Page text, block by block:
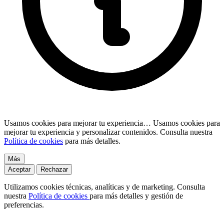
Usamos cookies para mejorar tu experiencia… Usamos cookies para
mejorar tu experiencia y personalizar contenidos. Consulta nuestra
Política de cookies para más detalles.
Más
Aceptar
Rechazar
Utilizamos cookies técnicas, analíticas y de marketing. Consulta
nuestra Política de cookies para más detalles y gestión de
preferencias.